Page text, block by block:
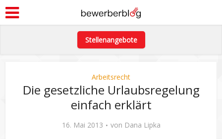
Stellenangebote
Arbeitsrecht
Die gesetzliche Urlaubsregelung
einfach erklärt
16. Mai 2013 von Dana Lipka